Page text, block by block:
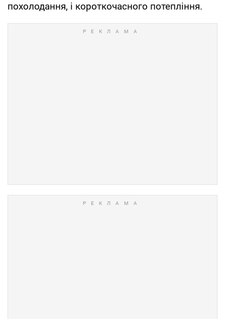
похолодання, і короткочасного потепління.